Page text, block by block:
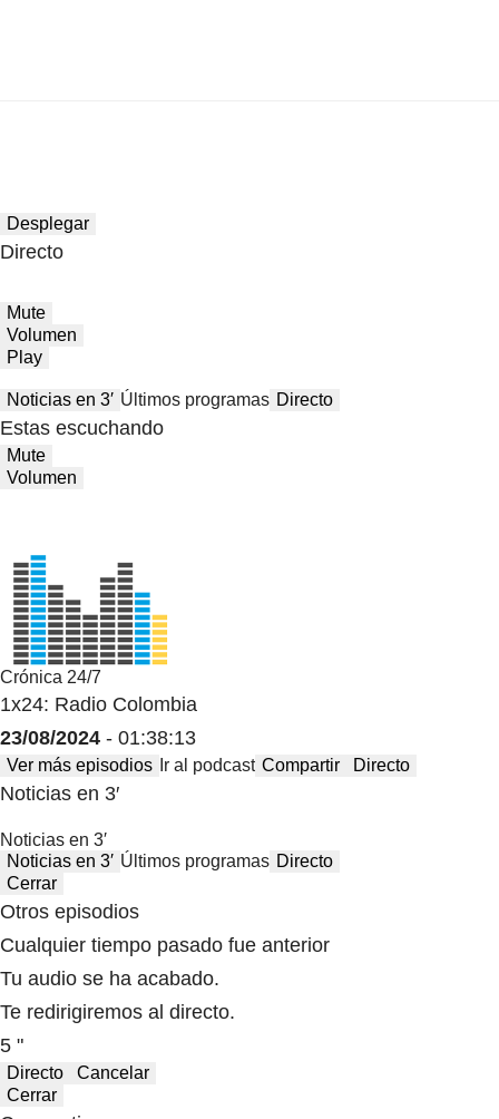
Desplegar
Directo
Mute
Volumen
Play
Noticias en 3′ Últimos programas Directo
Estas escuchando
Mute
Volumen
Crónica 24/7
1x24: Radio Colombia
23/08/2024 - 01:38:13
Ver más episodios Ir al podcast Compartir Directo
Noticias en 3′
Noticias en 3′
Noticias en 3′ Últimos programas Directo
Cerrar
Otros episodios
Cualquier tiempo pasado fue anterior
Tu audio se ha acabado.
Te redirigiremos al directo.
5 "
Directo
Cancelar
Cerrar